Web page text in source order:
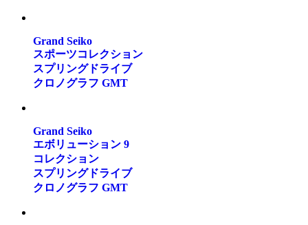
Grand Seiko
スポーツコレクション
スプリングドライブ
クロノグラフ GMT
Grand Seiko
エボリューション 9
コレクション
スプリングドライブ
クロノグラフ GMT